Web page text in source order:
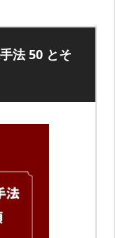
法 50 とそ